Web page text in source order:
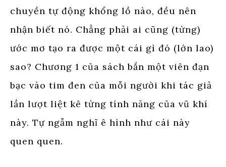
chuyền tự động khổng lồ nào, đều nên
nhận biết nó. Chẳng phải ai cũng (từng)
ước mơ tạo ra được một cái gì đó (lớn lao)
sao? Chương 1 của sách bắn một viên đạn
bạc vào tim đen của mỗi người khi tác giả
lần lượt liệt kê từng tính năng của vũ khí
này. Tự ngẫm nghĩ ê hình như cái này
quen quen.